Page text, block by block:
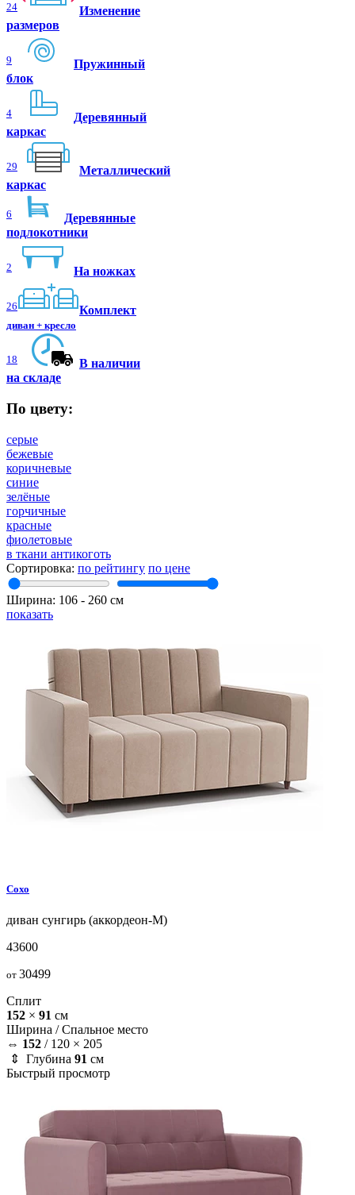
24
Изменение
размеров
9
Пружинный
блок
4
Деревянный
каркас
29
Металлический
каркас
6
Деревянные
подлокотники
2 На ножках
26 Комплект
диван + кресло
18
В наличии
на складе
По цвету:
серые
бежевые
коричневые
синие
зелёные
горчичные
красные
фиолетовые
в ткани антикоготь
Сортировка: по рейтингу по цене
Ширина: 106 ‐ 260 см
показать
Сохо
диван сунгирь (аккордеон-М)
43600
от 30499
Сплит
152 × 91 см
Ширина /Спальное место
⇔ 152 / 120 × 205
⇕ Глубина 91 см
Быстрый просмотр